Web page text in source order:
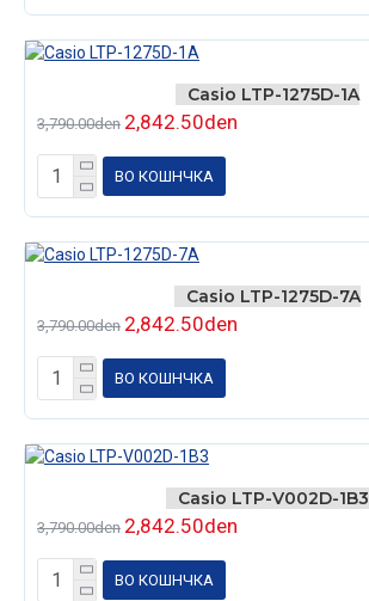
Casio LTP-1275D-1A
3,790.00den 2,842.50den
ВО КОШНЧКА
Casio LTP-1275D-7A
3,790.00den 2,842.50den
ВО КОШНЧКА
Casio LTP-V002D-1B3
3,790.00den 2,842.50den
ВО КОШНЧКА